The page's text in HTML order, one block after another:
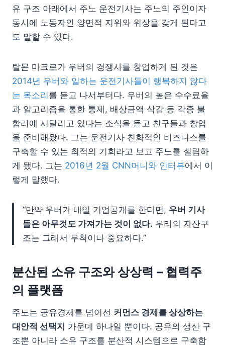
유 구조 아래에서 주노 운전기사는 주노의 주인이자
동시에 노동자인 양면적 지위와 위상을 갖게 된다고
도 말할 수 있다.
탈몬 마크로가 우버의 경쟁사를 창업하게 된 것은
2014년 우버와 일하는 운전기사들이 행복하지 않다
는 목소리를 듣고 나서부터다. 우버의 높은 수수료율
과 알고리즘을 통한 통제, 배상금액 삭감 등 각종 불
합리에 시달리고 있다는 소식을 듣고 친구들과 창업
을 준비해왔다. 그는 운전기사 친화적인 비즈니스를
구축할 수 있는 최적의 기회라고 보고 주노를 설립하
게 됐다. 그는 2016년 2월 CNN머니와 인터뷰에서 이
렇게 말했다.
“만약 우버가 내일 기업공개를 한다면, 우버 기사
들은 아무것도 가져가는 것이 없다. 우리의 자산구
조는 그래서 무척이나 중요하다.”
분산된 소유 구조와 상상력 – 협력주
의 플랫폼
주노는 공유경제를 넘어선 커먼스 경제를 상상하는
대안적 선택지 가운데 하나일 뿐이다. 공유의 생산 구
조뿐 아니라 소유 구조를 분산적 시스템으로 구축함